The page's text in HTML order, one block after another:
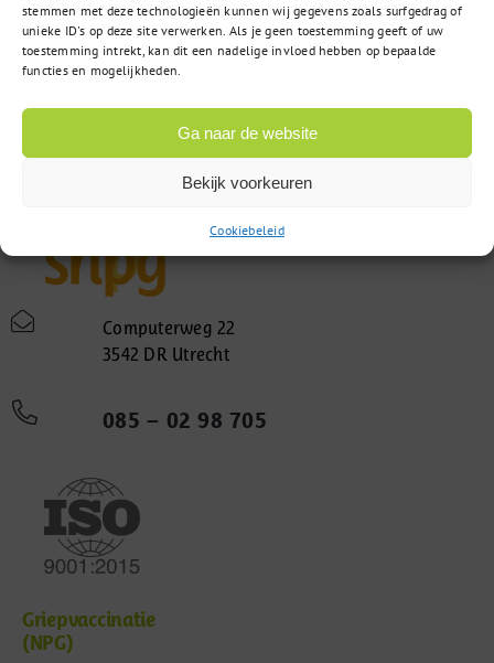
stemmen met deze technologieën kunnen wij gegevens zoals surfgedrag of
unieke ID's op deze site verwerken. Als je geen toestemming geeft of uw
toestemming intrekt, kan dit een nadelige invloed hebben op bepaalde
functies en mogelijkheden.
Ga naar de website
Bekijk voorkeuren
Cookiebeleid
Computerweg 22
3542 DR Utrecht
085 – 02 98 705
Griepvaccinatie
(NPG)